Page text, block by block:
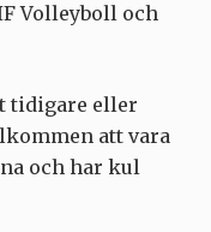
Volleyboll och
tidigare eller
att vara
och har kul